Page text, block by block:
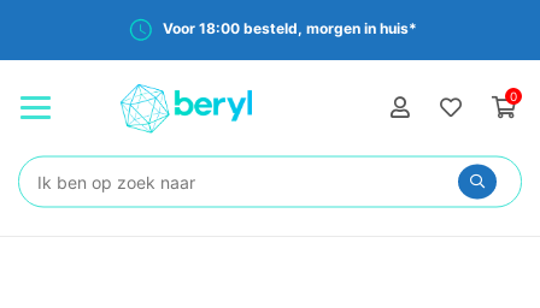
Voor 18:00 besteld, morgen in huis*
0
Zoeken: